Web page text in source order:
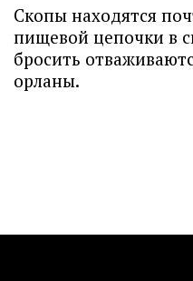
Скопы находятся
пищевой цепочки в
бросить
орланы.